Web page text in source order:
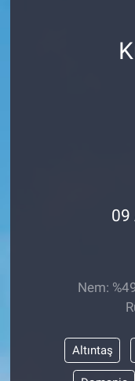
09
Nem:
Altıntaş